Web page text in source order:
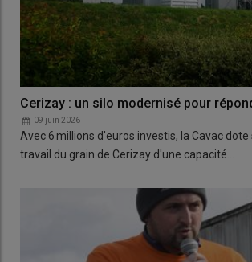
Cerizay : un silo modernisé pour
09 juin 2026
Avec 6 millions d'euros investis, la Cavac
travail du grain de Cerizay d'une capacité…